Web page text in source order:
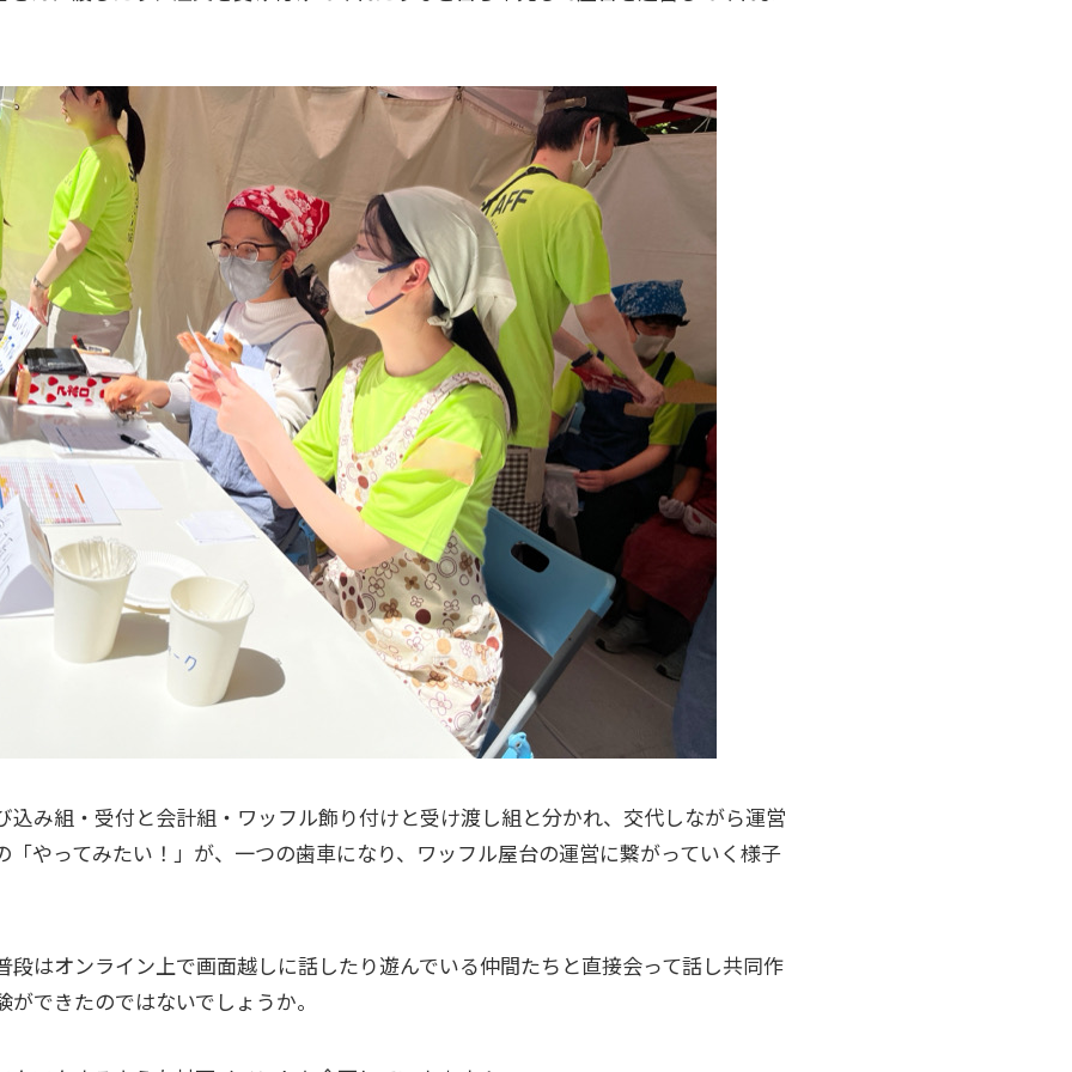
込み組・受付と会計組・ワッフル飾り付けと受け渡し組と分かれ、交代しながら運営
「やってみたい！」が、一つの歯車になり、ワッフル屋台の運営に繋がっていく様子
段はオンライン上で画面越しに話したり遊んでいる仲間たちと直接会って話し共同作
できたのではないでしょうか。